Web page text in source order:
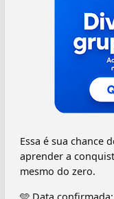
Essa é sua chance
aprender a
mesmo do zero.